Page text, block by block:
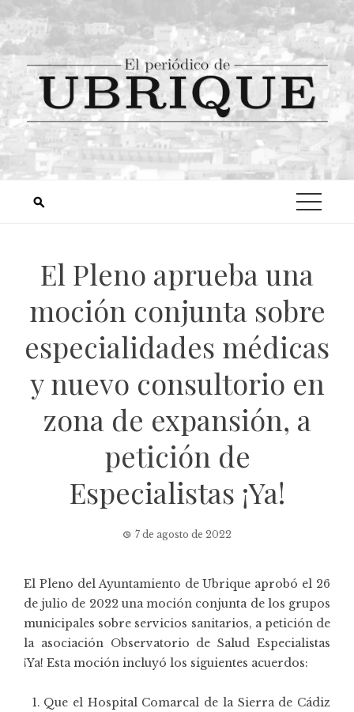
El Pleno aprueba una
moción conjunta sobre
especialidades médicas
y nuevo consultorio en
zona de expansión, a
petición de
Especialistas ¡Ya!
7 de agosto de 2022
El Pleno del Ayuntamiento de Ubrique aprobó el 26
de julio de 2022 una moción conjunta de los grupos
municipales sobre servicios sanitarios, a petición de
la asociación Observatorio de Salud Especialistas
¡Ya! Esta moción incluyó los siguientes acuerdos:
Que el Hospital Comarcal de la Sierra de Cádiz